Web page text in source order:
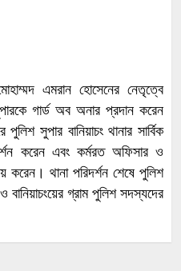
এমরান হোসেনের নেতৃত্বে
গার্ড অব অনার প্রদান করেন
সুপার বানিয়াচং থানার সার্বিক
করেন এবং কর্মরত অফিসার ও
করেন। থানা পরিদর্শন শেষে পুলিশ
গ্রাম পুলিশ সদস্যদের